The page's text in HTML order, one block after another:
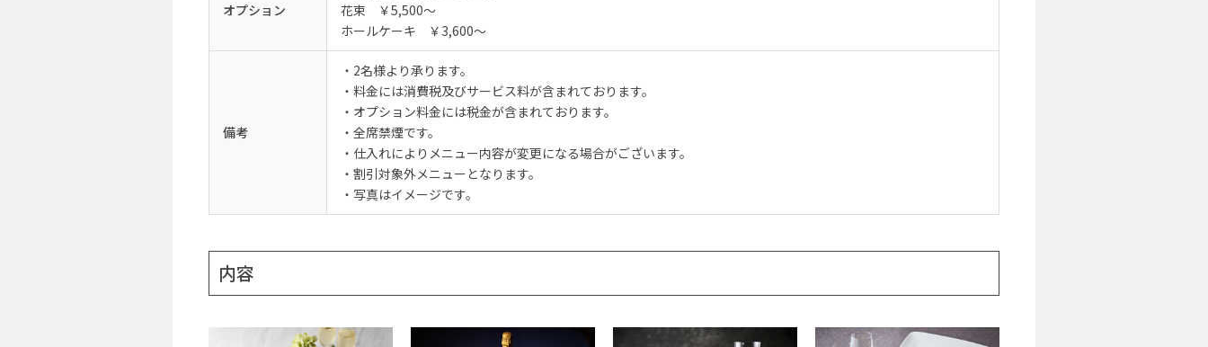
オプション
花束 ￥5,500～
ホールケーキ ￥3,600～
備考
・2名様より承ります。
・料金には消費税及びサービス料が含まれております。
・オプション料金には税金が含まれております。
・全席禁煙です。
・仕入れによりメニュー内容が変更になる場合がございます。
・割引対象外メニューとなります。
・写真はイメージです。
内容